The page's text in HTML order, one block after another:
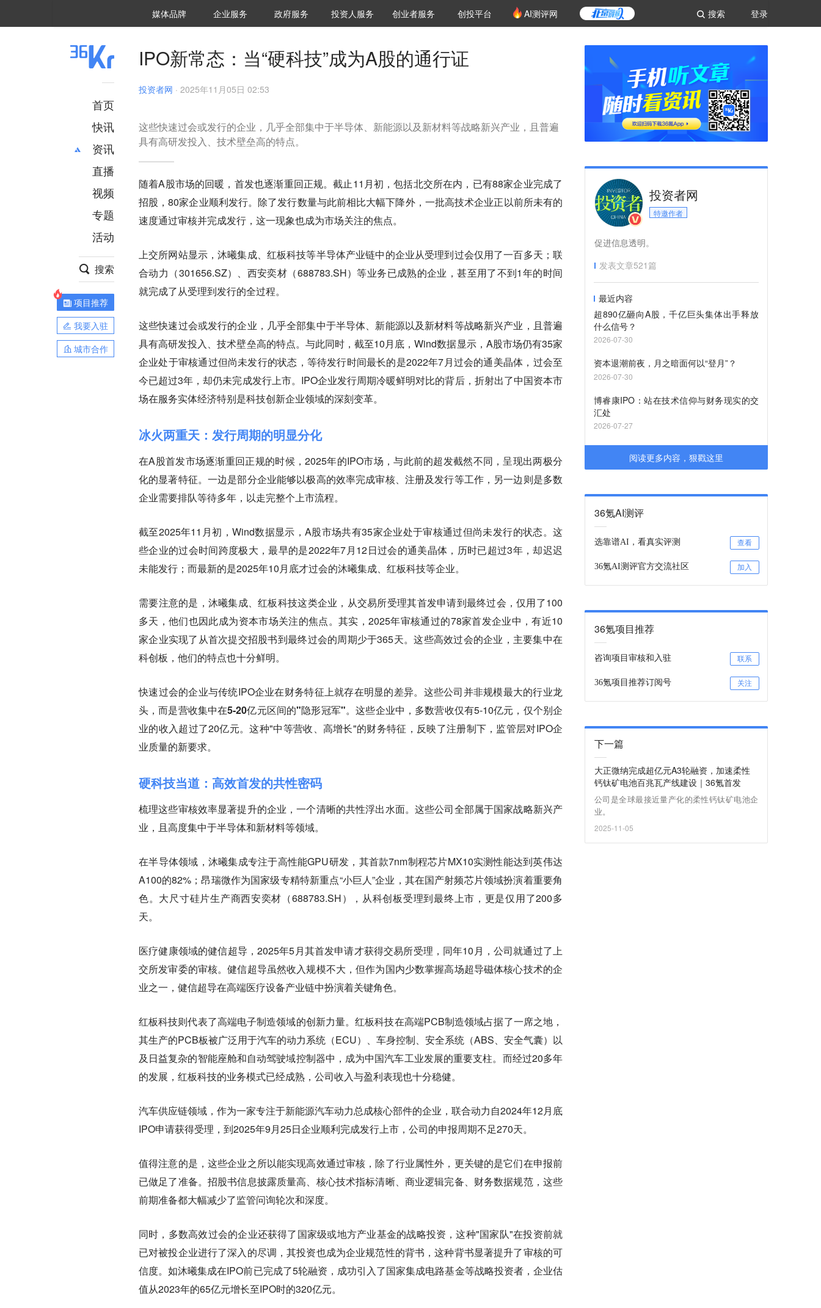
登录
搜索
媒体品牌 36Kr研究院
企业服务 城市之窗
政府服务 VClub投资机构库
投资机构职位推介
投资人服务 创投氪堂
创业者服务 创投平台 AI测评网
首页
快讯
资讯
推荐
财经
项目推荐
安徽
直播
视频
专题
活动
搜索
项目推荐
我要入驻
城市合作
IPO新常态：当“硬科技”成为A股的通行证
投资者网 · 2025年11月05日 02:53
这些快速过会或发行的企业，几乎全部集中于半导体、新能源以及新材料等战略新兴产业，且普遍
具有高研发投入、技术壁垒高的特点。
随着A股市场的回暖，首发也逐渐重回正规。截止11月初，包括北交所在内，已有88家企业完成了
招股，80家企业顺利发行。除了发行数量与此前相比大幅下降外，一批高技术企业正以前所未有的
速度通过审核并完成发行，这一现象也成为市场关注的焦点。
上交所网站显示，沐曦集成、红板科技等半导体产业链中的企业从受理到过会仅用了一百多天；联
合动力（301656.SZ）、西安奕材（688783.SH）等业务已成熟的企业，甚至用了不到1年的时间
就完成了从受理到发行的全过程。
这些快速过会或发行的企业，几乎全部集中于半导体、新能源以及新材料等战略新兴产业，且普遍
具有高研发投入、技术壁垒高的特点。与此同时，截至10月底，Wind数据显示，A股市场仍有35家
企业处于审核通过但尚未发行的状态，等待发行时间最长的是2022年7月过会的通美晶体，过会至
今已超过3年，却仍未完成发行上市。IPO企业发行周期冷暖鲜明对比的背后，折射出了中国资本市
场在服务实体经济特别是科技创新企业领域的深刻变革。
冰火两重天：发行周期的明显分化
在A股首发市场逐渐重回正规的时候，2025年的IPO市场，与此前的超发截然不同，呈现出两极分
化的显著特征。 一边是部分企业能够以极高的效率完成审核、注册及发行等工作，另一边则是多数
企业需要排队等待多年，以走完整个上市流程。
截至2025年11月初，Wind数据显示，A股市场共有35家企业处于审核通过但尚未发行的状态。这
些企业的过会时间跨度极大，最早的是2022年7月12日过会的通美晶体，历时已超过3年，却迟迟
未能发行；而最新的是2025年10月底才过会的沐曦集成、红板科技等企业。
需要注意的是，沐曦集成、红板科技这类企业，从交易所受理其首发申请到最终过会，仅用了100
多天，他们也因此成为资本市场关注的焦点。其实，2025年审核通过的78家首发企业中，有近10
家企业实现了从首次提交招股书到最终过会的周期少于365天。这些高效过会的企业，主要集中在
科创板，他们的特点也十分鲜明。
快速过会的企业与传统IPO企业在财务特征上就存在明显的差异。 这些公司并非规模最大的行业龙
头，而是营收集中在5-20亿元区间的"隐形冠军"。这些企业中，多数营收仅有5-10亿元，仅个别企
业的收入超过了20亿元。这种"中等营收、高增长"的财务特征，反映了注册制下，监管层对IPO企
业质量的新要求。
硬科技当道：高效首发的共性密码
梳理这些审核效率显著提升的企业，一个清晰的共性浮出水面。 这些公司全部属于国家战略新兴产
业，且高度集中于半导体和新材料等领域。
在半导体领域，沐曦集成专注于高性能GPU研发，其首款7nm制程芯片MX10实测性能达到英伟达
A100的82%；昂瑞微作为国家级专精特新重点“小巨人”企业，其在国产射频芯片领域扮演着重要角
色。大尺寸硅片生产商西安奕材（688783.SH），从科创板受理到最终上市，更是仅用了200多
天。
医疗健康领域的健信超导，2025年5月其首发申请才获得交易所受理，同年10月，公司就通过了上
交所发审委的审核。健信超导虽然收入规模不大，但作为国内少数掌握高场超导磁体核心技术的企
业之一，健信超导在高端医疗设备产业链中扮演着关键角色。
红板科技则代表了高端电子制造领域的创新力量。红板科技在高端PCB制造领域占据了一席之地，
其生产的PCB板被广泛用于汽车的动力系统（ECU）、车身控制、安全系统（ABS、安全气囊）以
及日益复杂的智能座舱和自动驾驶域控制器中，成为中国汽车工业发展的重要支柱。而经过20多年
的发展，红板科技的业务模式已经成熟，公司收入与盈利表现也十分稳健。
汽车供应链领域，作为一家专注于新能源汽车动力总成核心部件的企业，联合动力自2024年12月底
IPO申请获得受理，到2025年9月25日企业顺利完成发行上市，公司的申报周期不足270天。
值得注意的是，这些企业之所以能实现高效通过审核，除了行业属性外，更关键的是它们在申报前
已做足了准备。招股书信息披露质量高、核心技术指标清晰、商业逻辑完备、财务数据规范，这些
前期准备都大幅减少了监管问询轮次和深度。
同时，多数高效过会的企业还获得了国家级或地方产业基金的战略投资，这种"国家队"在投资前就
已对被投企业进行了深入的尽调，其投资也成为企业规范性的背书，这种背书显著提升了审核的可
信度。如沐曦集成在IPO前已完成了5轮融资，成功引入了国家集成电路基金等战略投资者，企业估
值从2023年的65亿元增长至IPO时的320亿元。
投资者网
特邀作者
促进信息透明。
发表文章521篇
最近内容
超890亿砸向A股，千亿巨头集体出手释放
什么信号？
2026-07-30
资本退潮前夜，月之暗面何以“登月”？
2026-07-30
博睿康IPO：站在技术信仰与财务现实的交
汇处
2026-07-27
阅读更多内容，狠戳这里
36氪AI测评
选靠谱AI，看真实评测 查看
36氪AI测评官方交流社区 加入
36氪项目推荐
咨询项目审核和入驻 联系
36氪项目推荐订阅号 关注
下一篇
大正微纳完成超亿元A3轮融资，加速柔性
钙钛矿电池百兆瓦产线建设｜36氪首发
公司是全球最接近量产化的柔性钙钛矿电池企
业。
2025-11-05